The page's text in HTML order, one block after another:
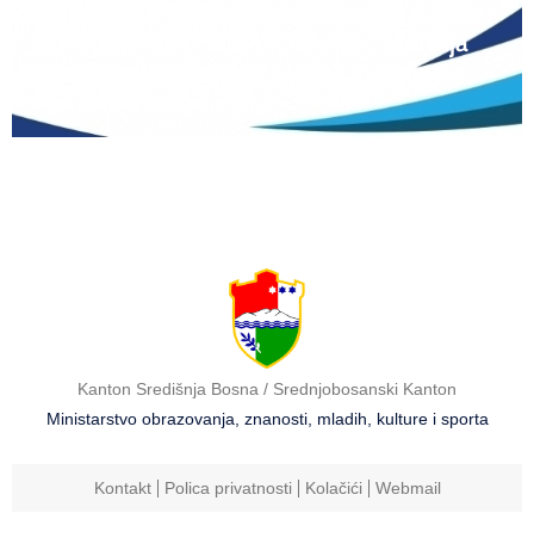
razred srednjih škola Kantona Središnja
Bosna u školskoj 2026./2027. godini
Kanton Središnja Bosna / Srednjobosanski Kanton
Ministarstvo obrazovanja, znanosti, mladih, kulture i sporta
Kontakt Polica privatnosti Kolačići Webmail